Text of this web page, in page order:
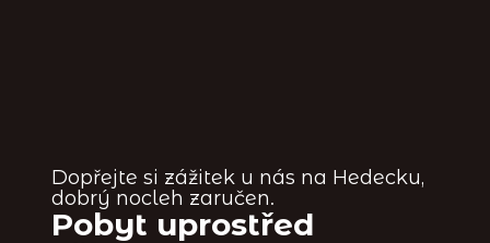
Dopřejte si zážitek u nás na Hedecku,
dobrý nocleh zaručen.
Pobyt uprostřed